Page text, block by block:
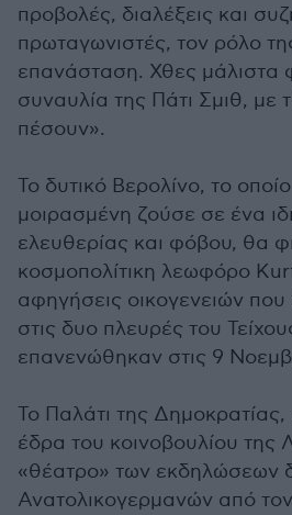
προβολές, διαλέξεις και
πρωταγωνιστές, τον ρόλο
επανάσταση. Χθες μάλιστα
συναυλία της Πάτι Σμιθ, με
πέσουν».
Το δυτικό Βερολίνο, το
μοιρασμένη ζούσε σε ένα
ελευθερίας και φόβου, θα
κοσμοπολίτικη λεωφόρο
αφηγήσεις οικογενειών που
στις δυο πλευρές του
επανενώθηκαν στις 9
Το Παλάτι της
έδρα του κοινοβουλίου της
«θέατρο» των εκδηλώσεων
Ανατολικογερμανών από